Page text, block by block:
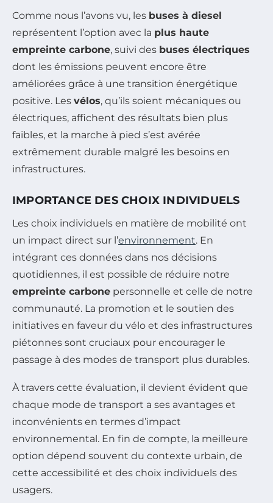
Comme nous l’avons vu, les buses à diesel
représentent l’option avec la plus haute
empreinte carbone, suivi des buses électriques
dont les émissions peuvent encore être
améliorées grâce à une transition énergétique
positive. Les vélos, qu’ils soient mécaniques ou
électriques, affichent des résultats bien plus
faibles, et la marche à pied s’est avérée
extrêmement durable malgré les besoins en
infrastructures.
IMPORTANCE DES CHOIX INDIVIDUELS
Les choix individuels en matière de mobilité ont
un impact direct sur l’environnement. En
intégrant ces données dans nos décisions
quotidiennes, il est possible de réduire notre
empreinte carbone personnelle et celle de notre
communauté. La promotion et le soutien des
initiatives en faveur du vélo et des infrastructures
piétonnes sont cruciaux pour encourager le
passage à des modes de transport plus durables.
À travers cette évaluation, il devient évident que
chaque mode de transport a ses avantages et
inconvénients en termes d’impact
environnemental. En fin de compte, la meilleure
option dépend souvent du contexte urbain, de
cette accessibilité et des choix individuels des
usagers.